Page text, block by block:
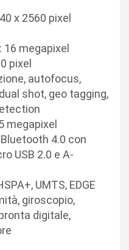
x 2560 pixel
16 megapixel
pixel
autofocus,
shot, geo tagging,
megapixel
4.0 con
USB 2.0 e A-
UMTS, EDGE
giroscopio,
digitale,